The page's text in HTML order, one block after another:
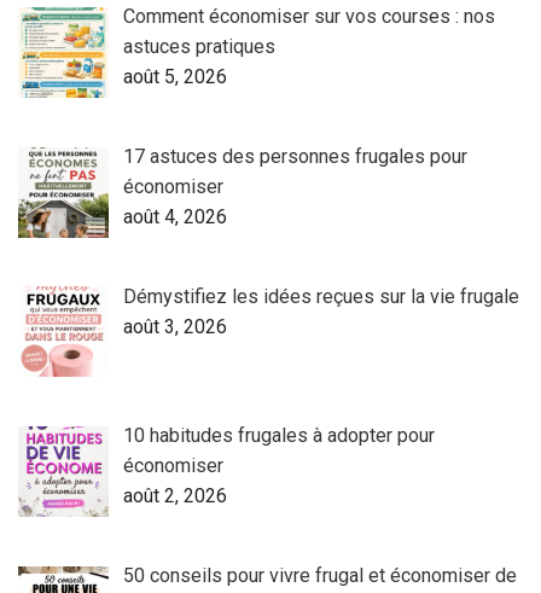
Comment économiser sur vos courses : nos
astuces pratiques
août 5, 2026
17 astuces des personnes frugales pour
économiser
août 4, 2026
Démystifiez les idées reçues sur la vie frugale
août 3, 2026
10 habitudes frugales à adopter pour
économiser
août 2, 2026
50 conseils pour vivre frugal et économiser de